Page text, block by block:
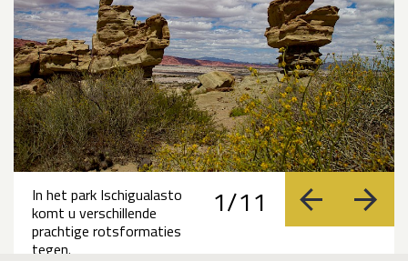
1/11 vorige
In het park Ischigualasto
komt u verschillende
prachtige rotsformaties
tegen.